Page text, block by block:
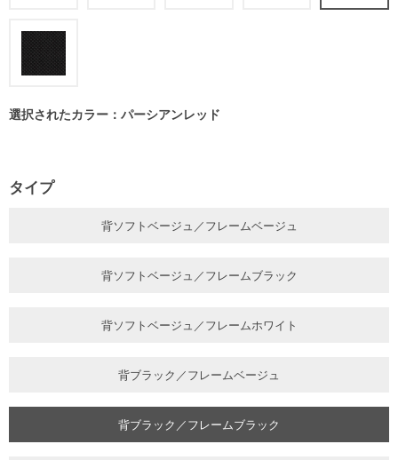
選択されたカラー：パーシアンレッド
タイプ
背ソフトベージュ／フレームベージュ
背ソフトベージュ／フレームブラック
背ソフトベージュ／フレームホワイト
背ブラック／フレームベージュ
背ブラック／フレームブラック